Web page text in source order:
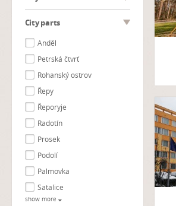
City parts
Anděl
Petrská čtvrť
Rohanský ostrov
Řepy
Řeporyje
Radotín
Prosek
Podolí
Palmovka
Satalice
show more